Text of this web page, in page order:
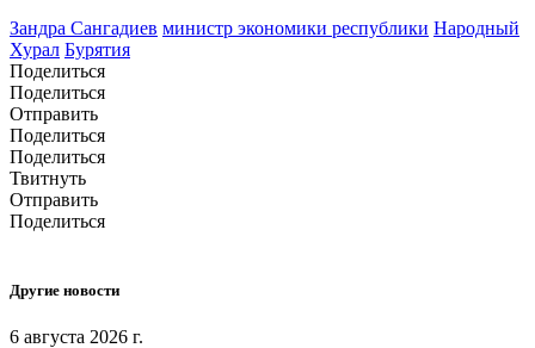
Зандра Сангадиев министр экономики республики Народный
Хурал Бурятия
Поделиться
Поделиться
Отправить
Поделиться
Поделиться
Твитнуть
Отправить
Поделиться
Другие новости
6 августа 2026 г.